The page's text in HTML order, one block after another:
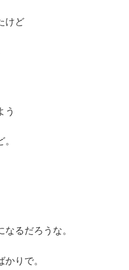
けど
う
るだろうな。
りで。